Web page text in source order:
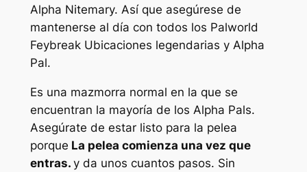
Alpha Nitemary. Así que asegúrese de
mantenerse al día con todos los Palworld
FeybreakUbicaciones legendarias y Alpha
Pal.
Es una mazmorra normal en la que se
encuentran la mayoría de los Alpha Pals.
Asegúrate de estar listo para la pelea
porque La pelea comienza una vez que
entras. y da unos cuantos pasos. Sin